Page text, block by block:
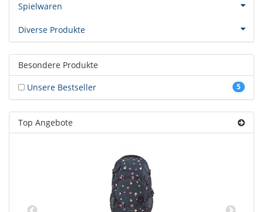
Spielwaren
Diverse Produkte
Besondere Produkte
5
Unsere Bestseller
Top Angebote